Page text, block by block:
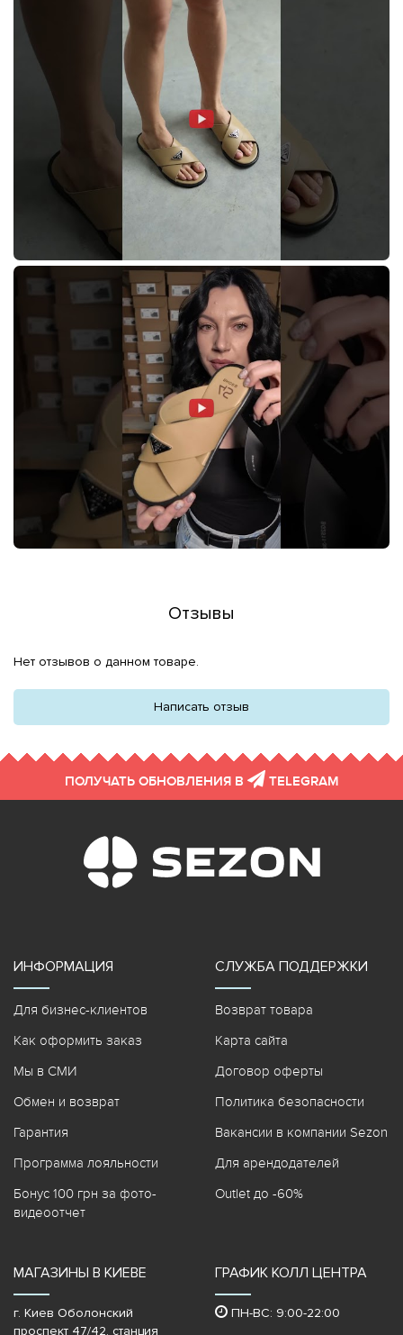
Отзывы
Нет отзывов о данном товаре.
Написать отзыв
ПОЛУЧАТЬ ОБНОВЛЕНИЯ В TELEGRAM
ИНФОРМАЦИЯ
Для бизнес-клиентов
Как оформить заказ
Мы в СМИ
Обмен и возврат
Гарантия
Программа лояльности
Бонус 100 грн за фото-
видеоотчет
СЛУЖБА ПОДДЕРЖКИ
Возврат товара
Карта сайта
Договор оферты
Политика безопасности
Вакансии в компании Sezon
Для арендодателей
Outlet до -60%
МАГАЗИНЫ В КИЕВЕ
г. Киев Оболонский
проспект 47/42, станция
ГРАФИК КОЛЛ ЦЕНТРА
ПН-ВС: 9:00-22:00